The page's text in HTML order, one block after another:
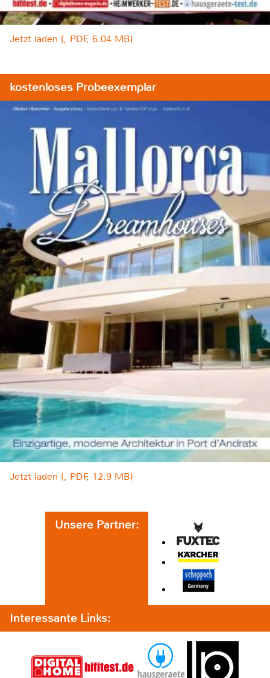
Jetzt laden (, PDF, 6.04 MB)
kostenloses Probeexemplar
Jetzt laden (, PDF, 12.9 MB)
Unsere Partner:
Interessante Links: